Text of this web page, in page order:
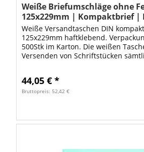
Weiße Briefumschläge ohne
125x229mm | Kompaktbrief |
500 Stück
Weiße Versandtaschen DIN
125x229mm haftklebend.
500Stk im Karton. Die weißen
Versenden von Schriftstücken
44,05 € *
Bruttopreis: 52,42 €